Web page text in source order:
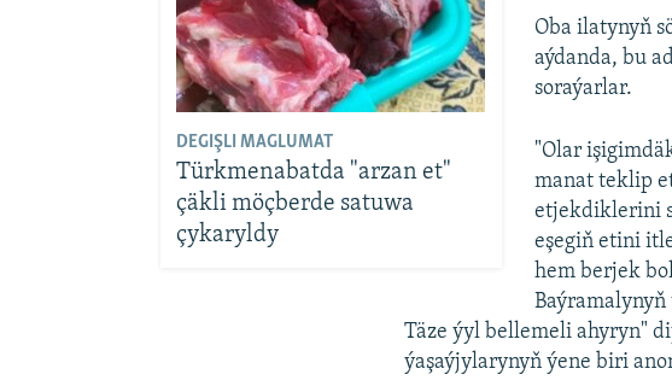
DEGIŞLI MAGLUMAT
Türkmenabatda "arzan et"
çäkli möçberde satuwa
çykaryldy
Oba ilatynyň
aýdanda, bu
soraýarlar.
"Olar
manat teklip
etjekdiklerini
eşegiň etini
hem berjek
Täze ýyl bellemeli ahyryn"
ýaşaýjylarynyň ýene biri